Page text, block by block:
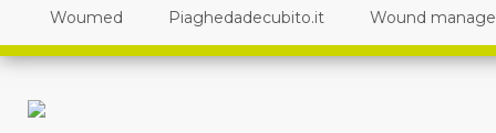
Woumed Piaghedadecubito.it Wound